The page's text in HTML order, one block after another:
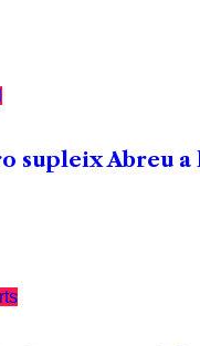
supleix Abreu a